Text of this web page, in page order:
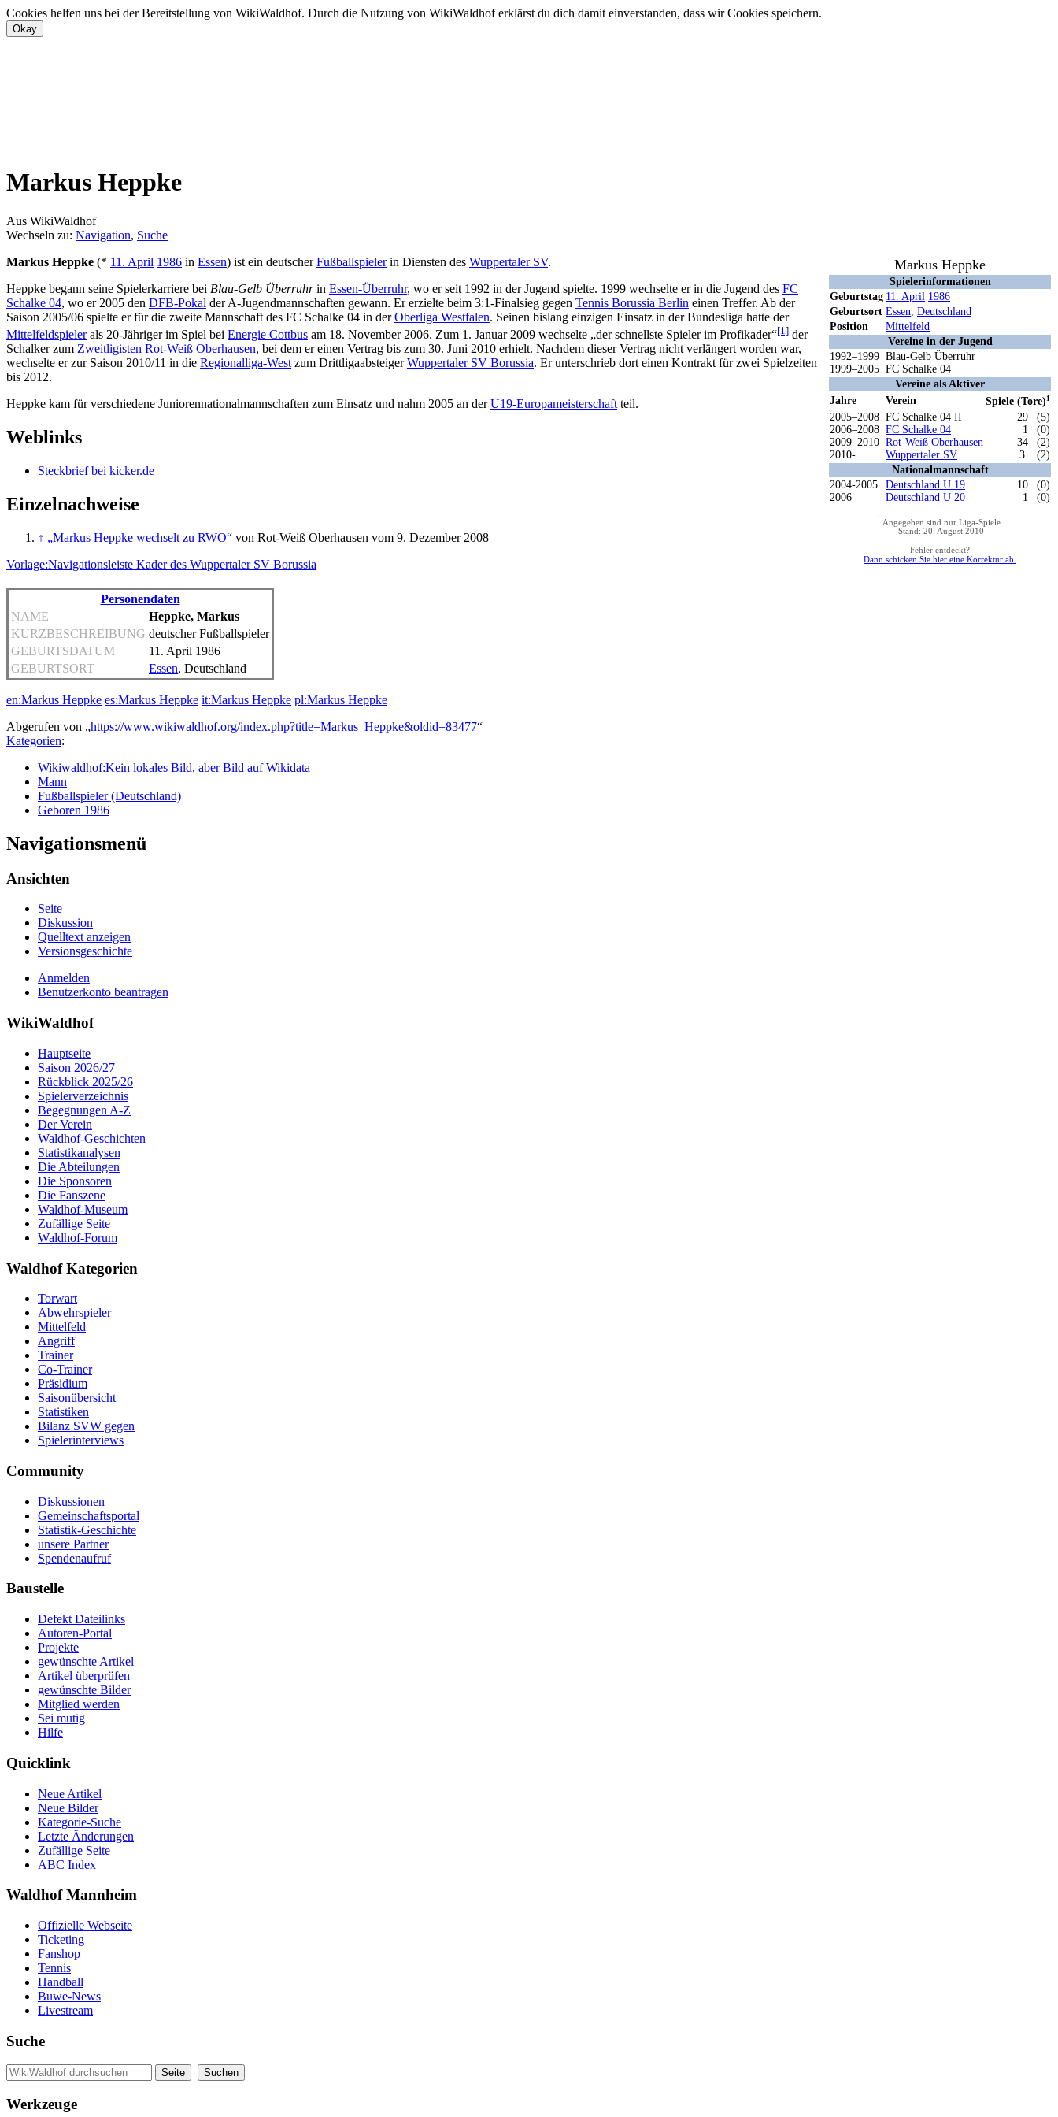
Cookies helfen uns bei der Bereitstellung von WikiWaldhof. Durch die Nutzung von WikiWaldhof erklärst du dich damit einverstanden, dass wir Cookies speichern.
Markus Heppke
Aus WikiWaldhof
Wechseln zu: Navigation, Suche
Markus Heppke
Spielerinformationen
Geburtstag 11. April 1986
Geburtsort Essen Deutschland
Position
Mittelfeld
Vereine in der Jugend
1992–1999
1999–2005
Blau-Gelb Überruhr
FC Schalke 04
Vereine als Aktiver
Jahre
Verein Spiele (Tore)1
2005–2008
2006–2008
2009–2010
2010-
FC Schalke 04 II
FC Schalke 04
Rot-Weiß Oberhausen
Wuppertaler SV
29
(5)
1
(0)
34
(2)
3
(2)
Nationalmannschaft
2004-2005
2006
Deutschland U 19
Deutschland U 20
10
(0)
1
(0)
1 Angegeben sind nur Liga-Spiele.
Stand: 20. August 2010
Fehler entdeckt?
Dann schicken Sie hier eine Korrektur ab.
Markus Heppke (* 11. April 1986 in Essen) ist ein deutscherFußballspielerin Diensten des Wuppertaler SV.
Heppke begann seine Spielerkarriere bei Blau-Gelb Überruhrin Essen-Überruhr, wo er seit 1992 in der Jugend spielte. 1999 wechselte er in die Jugend des FC
Schalke 04, wo er 2005 den DFB-Pokal der A-Jugendmannschaften gewann. Er erzielte beim 3:1-Finalsieg gegen Tennis Borussia Berlin einen Treffer. Ab der
Saison 2005/06 spielte er für die zweite Mannschaft des FC Schalke 04 in derOberliga Westfalen. Seinen bislang einzigen Einsatz in der Bundesliga hatte der
Mittelfeldspielerals 20-Jähriger im Spiel bei Energie Cottbus am 18. November 2006. Zum 1. Januar 2009 wechselte „der schnellste Spieler im Profikader“[1] der
Schalker zum Zweitligisten Rot-Weiß Oberhausen, bei dem er einen Vertrag bis zum 30. Juni 2010 erhielt. Nachdem dieser Vertrag nicht verlängert worden war,
wechselte er zur Saison 2010/11 in die Regionalliga-West zum DrittligaabsteigerWuppertaler SV Borussia. Er unterschrieb dort einen Kontrakt für zwei Spielzeiten
bis 2012.
Heppke kam für verschiedene Juniorennationalmannschaften zum Einsatz und nahm 2005 an derU19-Europameisterschaft teil.
Weblinks
Steckbrief bei kicker.de
Einzelnachweise
↑ „Markus Heppke wechselt zu RWO“ von Rot-Weiß Oberhausen vom 9. Dezember 2008
Vorlage:Navigationsleiste Kader des Wuppertaler SV Borussia
Personendaten
NAME
Heppke, Markus
KURZBESCHREIBUNG deutscher Fußballspieler
GEBURTSDATUM
11. April 1986
GEBURTSORT
Essen, Deutschland
en:Markus Heppke es:Markus Heppke it:Markus Heppke pl:Markus Heppke
Abgerufen von „https://www.wikiwaldhof.org/index.php?title=Markus_Heppke&oldid=83477“
Kategorien:
Wikiwaldhof:Kein lokales Bild, aber Bild auf Wikidata
Mann
Fußballspieler (Deutschland)
Geboren 1986
Navigationsmenü
Ansichten
Seite
Diskussion
Quelltext anzeigen
Versionsgeschichte
Anmelden
Benutzerkonto beantragen
WikiWaldhof
Hauptseite
Saison 2026/27
Rückblick 2025/26
Spielerverzeichnis
Begegnungen A-Z
Der Verein
Waldhof-Geschichten
Statistikanalysen
Die Abteilungen
Die Sponsoren
Die Fanszene
Waldhof-Museum
Zufällige Seite
Waldhof-Forum
Waldhof Kategorien
Torwart
Abwehrspieler
Mittelfeld
Angriff
Trainer
Co-Trainer
Präsidium
Saisonübersicht
Statistiken
Bilanz SVW gegen
Spielerinterviews
Community
Diskussionen
Gemeinschaftsportal
Statistik-Geschichte
unsere Partner
Spendenaufruf
Baustelle
Defekt Dateilinks
Autoren-Portal
Projekte
gewünschte Artikel
Artikel überprüfen
gewünschte Bilder
Mitglied werden
Sei mutig
Hilfe
Quicklink
Neue Artikel
Neue Bilder
Kategorie-Suche
Letzte Änderungen
Zufällige Seite
ABC Index
Waldhof Mannheim
Offizielle Webseite
Ticketing
Fanshop
Tennis
Handball
Buwe-News
Livestream
Suche
Werkzeuge